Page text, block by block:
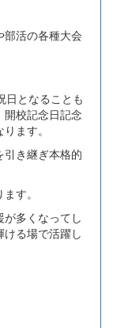
活の各種大会
日となることも
開校記念日記念
ます。
引き継ぎ本格的
す。
多くなってし
る場で活躍し